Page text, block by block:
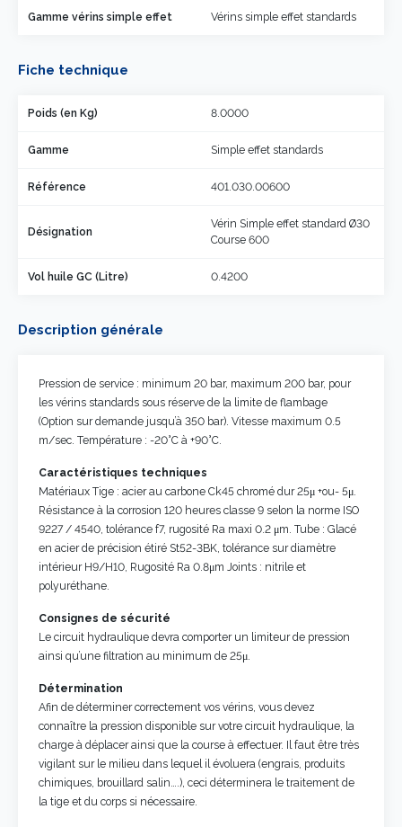
Gamme vérins simple effet Vérins simple effet standards
Fiche technique
Poids (en Kg) 8.0000
Gamme Simple effet standards
Référence 401.030.00600
Désignation
Vérin Simple effet standard Ø30
Course 600
Vol huile GC (Litre) 0.4200
Description générale
Pression de service : minimum 20 bar, maximum 200 bar, pour
les vérins standards sous réserve de la limite de flambage
(Option sur demande jusqu’à 350 bar). Vitesse maximum 0.5
m/sec. Température : -20°C à +90°C.
Caractéristiques techniques
Matériaux Tige : acier au carbone Ck45 chromé dur 25μ +ou- 5μ.
Résistance à la corrosion 120 heures classe 9 selon la norme ISO
9227 / 4540, tolérance f7, rugosité Ra maxi 0.2 μm. Tube : Glacé
en acier de précision étiré St52-3BK, tolérance sur diamètre
intérieur H9/H10, Rugosité Ra 0.8μm Joints : nitrile et
polyuréthane.
Consignes de sécurité
Le circuit hydraulique devra comporter un limiteur de pression
ainsi qu’une filtration au minimum de 25μ.
Détermination
Afin de déterminer correctement vos vérins, vous devez
connaître la pression disponible sur votre circuit hydraulique, la
charge à déplacer ainsi que la course à effectuer. Il faut être très
vigilant sur le milieu dans lequel il évoluera (engrais, produits
chimiques, brouillard salin….), ceci déterminera le traitement de
la tige et du corps si nécessaire.